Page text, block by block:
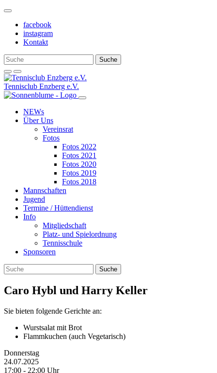
Weiter
Inhalt
facebook
instagram
Kontakt
Tennisclub Enzberg e.V.
NEWs
Über Uns
Vereinsrat
Fotos
Fotos 2022
Fotos 2021
Fotos 2020
Fotos 2019
Fotos 2018
Mannschaften
Jugend
Termine / Hüttendienst
Info
Mitgliedschaft
Platz- und Spielordnung
Tennisschule
Sponsoren
Caro Hybl und Harry Keller
Sie bieten folgende Gerichte an:
Wurstsalat mit Brot
Flammkuchen (auch Vegetarisch)
Donnerstag
24.07.2025
17:00 ‐ 22:00 Uhr